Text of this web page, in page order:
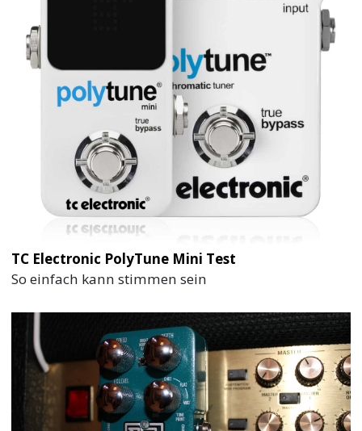
TC Electronic PolyTune Mini Test
So einfach kann stimmen sein